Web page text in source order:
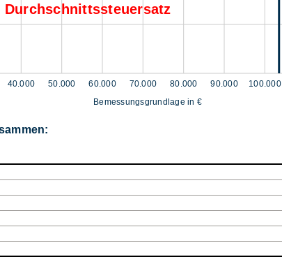
40.000 50.000 60.000 70.000 80.000 90.000 100.000
Durchschnittssteuersatz
Bemessungsgrundlage in €